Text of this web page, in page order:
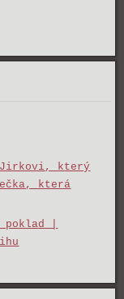
který
která
poklad |